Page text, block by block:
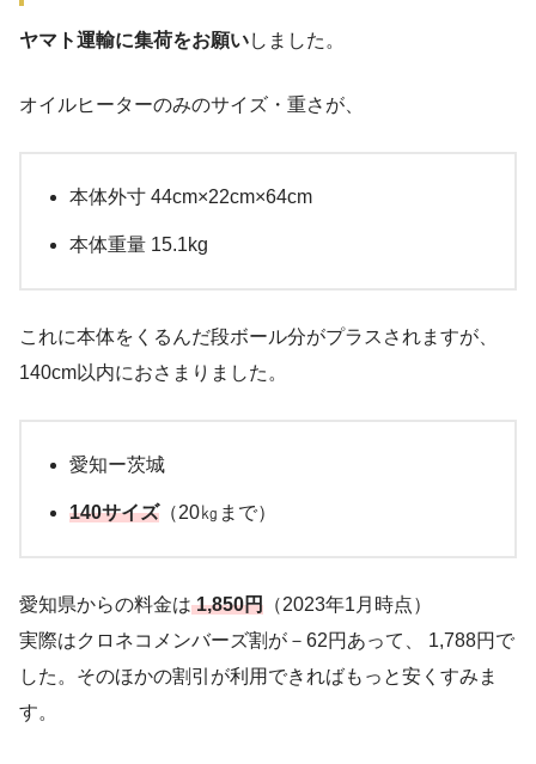
ヤマト運輸に集荷をお願いしました。
オイルヒーターのみのサイズ・重さが、
本体外寸 44cm×22cm×64cm
本体重量 15.1kg
これに本体をくるんだ段ボール分がプラスされますが、
140cm以内におさまりました。
愛知ー茨城
140サイズ（20㎏まで）
愛知県からの料金は 1,850円 （2023年1月時点）
実際はクロネコメンバーズ割が－62円あって、 1,788円で
した。そのほかの割引が利用できればもっと安くすみま
す。